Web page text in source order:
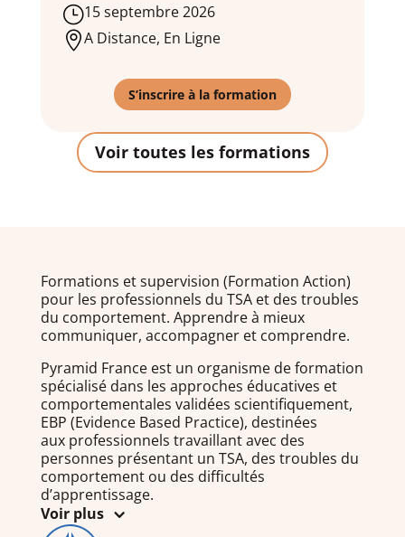
}15 septembre 2026
A Distance, En Ligne
S’inscrire à la formation
Voir toutes les formations
Formations et supervision (Formation Action)
pour les professionnels du TSA et des troubles
du comportement. Apprendre à mieux
communiquer, accompagner et comprendre.
Pyramid France est un organisme de formation
spécialisé dans les approches éducatives et
comportementales validées scientifiquement,
EBP (Evidence Based Practice), destinées
aux professionnels travaillant avec des
personnes présentant un TSA, des troubles du
comportement ou des difficultés
d’apprentissage.
Voir plus